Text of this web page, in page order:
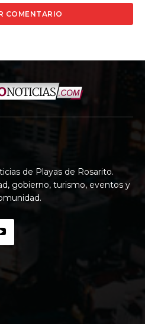
de Playas de Rosarito.
gobierno, turismo, eventos y